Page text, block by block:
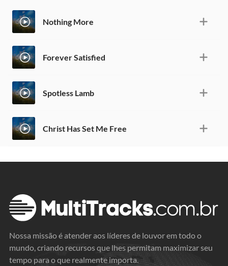
Nothing More
Forever Satisfied
Spotless Lamb
Christ Has Set Me Free
Nossa missão é atender aos líderes de louvor em todo o
mundo, criando recursos que lhes permitam maximizar seu
tempo para o que realmente importa.